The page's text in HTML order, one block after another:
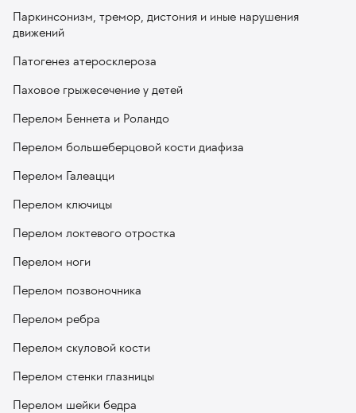
Паркинсонизм, тремор, дистония и иные нарушения
движений
Патогенез атеросклероза
Паховое грыжесечение у детей
Перелом Беннета и Роландо
Перелом большеберцовой кости диафиза
Перелом Галеацци
Перелом ключицы
Перелом локтевого отростка
Перелом ноги
Перелом позвоночника
Перелом ребра
Перелом скуловой кости
Перелом стенки глазницы
Перелом шейки бедра